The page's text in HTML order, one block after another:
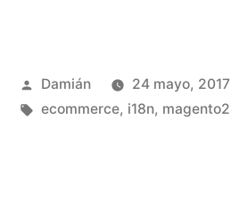
en
Magento2»
Publicado
por
Damián 24 mayo, 2017
Etiquetas:
ecommerce, i18n, magento2